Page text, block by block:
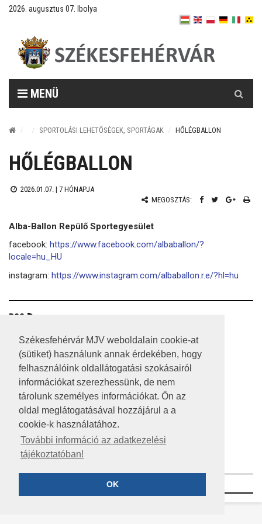
Székesfehérvár MJV weboldalain cookie-at
(sütiket) használunk annak érdekében, hogy
felhasználóink oldallátogatási szokásairól
információkat szerezhessünk, de nem
tárolunk személyes információkat. Ön az
oldal meglátogatásával hozzájárul a a
cookie-k használatához.
További információ az adatkezelési
tájékoztatóban!
OK
2026. augusztus 07. Ibolya
MENÜ
SPORTOLÁSI LEHETŐSÉGEK, SPORTÁGAK HŐLÉGBALLON
HŐLÉGBALLON
2026.01.07. | 7 HÓNAPJA
MEGOSZTÁS:
Alba-Ballon Repülő Sportegyesület
facebook: https://www.facebook.com/albaballon/?
locale=hu_HU
instagram: https://www.instagram.com/albaballon.r.e/?hl=hu
RSS
A HONLAP 2017.03.31-I ÁLLAPOTA
JOGI NYILATKOZAT
IMPRESSZUM
MÉDIAAJÁNLAT
KÖZÉRDEKŰ ADATOK
ADATVÉDELEM
©2023 SZÉKESFEHÉRVÁR MEGYEI JOGÚ VÁROS